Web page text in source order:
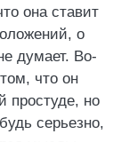
она ставит
о
думает. Во-
что он
простуде, но
серьезно,